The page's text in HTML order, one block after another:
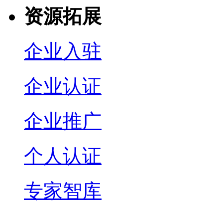
资源拓展
企业入驻
企业认证
企业推广
个人认证
专家智库